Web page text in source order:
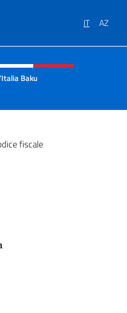
IT AZ
e menù
Baku
fiscale